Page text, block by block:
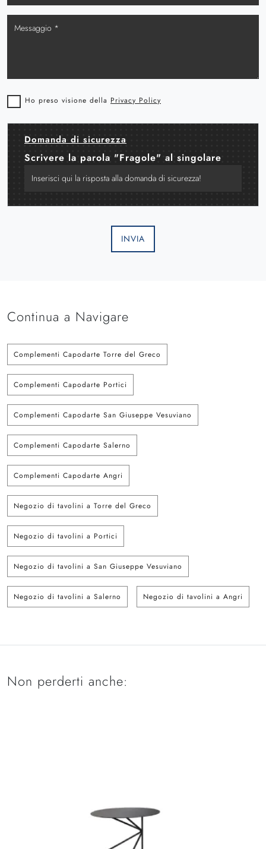
Ho preso visione della Privacy Policy
Domanda di sicurezza
Scrivere la parola "Fragole" al singolare
INVIA
Continua a Navigare
Complementi Capodarte Torre del Greco
Complementi Capodarte Portici
Complementi Capodarte San Giuseppe Vesuviano
Complementi Capodarte Salerno
Complementi Capodarte Angri
Negozio di tavolini a Torre del Greco
Negozio di tavolini a Portici
Negozio di tavolini a San Giuseppe Vesuviano
Negozio di tavolini a Salerno Negozio di tavolini a Angri
Non perderti anche: